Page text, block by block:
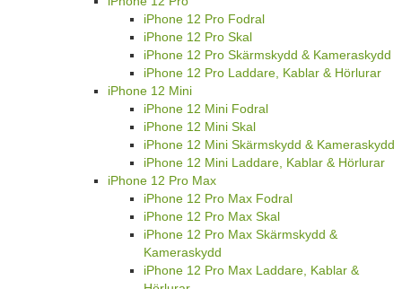
iPhone 12 Pro Fodral
iPhone 12 Pro Skal
iPhone 12 Pro Skärmskydd & Kameraskydd
iPhone 12 Pro Laddare, Kablar & Hörlurar
iPhone 12 Mini
iPhone 12 Mini Fodral
iPhone 12 Mini Skal
iPhone 12 Mini Skärmskydd & Kameraskydd
iPhone 12 Mini Laddare, Kablar & Hörlurar
iPhone 12 Pro Max
iPhone 12 Pro Max Fodral
iPhone 12 Pro Max Skal
iPhone 12 Pro Max Skärmskydd &
Kameraskydd
iPhone 12 Pro Max Laddare, Kablar &